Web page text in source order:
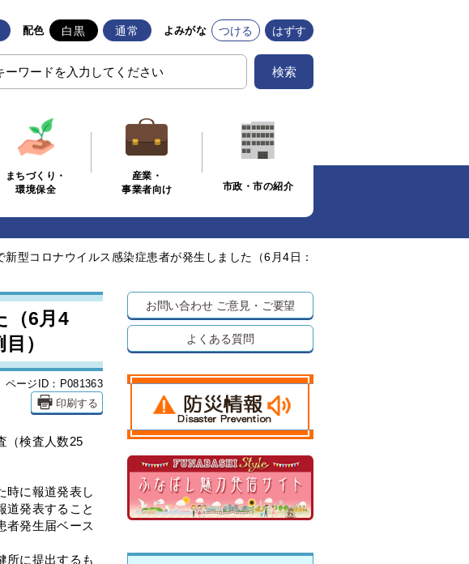
配色 白黒 通常 よみがな つける はずす
検索
まちづくり・
環境保全
産業・
事業者向け
市政・市の紹介
新型コロナウイルス感染症患者が発生しました（6月4日：
（6月4
）
ページID：P081363
印刷する
（検査人数25
時に報道発表し
道発表すること
者発生届ベース
所に提出するも
お問い合わせ ご意見・ご要望
よくある質問